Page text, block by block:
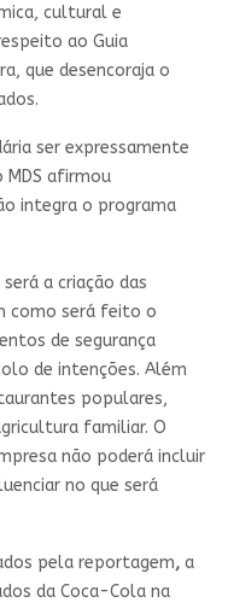
cultural e
ao Guia
que desencoraja o
ser expressamente
MDS afirmou
integra o programa
a criação das
como será feito o
de segurança
de intenções. Além
populares,
familiar. O
não poderá incluir
no que será
pela reportagem,a
da Coca-Cola na